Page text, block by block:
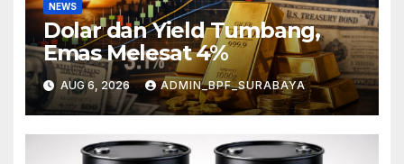
NEWS
Dolar dan Yield Tumbang,
Emas Melesat 4%
AUG 6, 2026 ADMIN_BPF_SURABAYA